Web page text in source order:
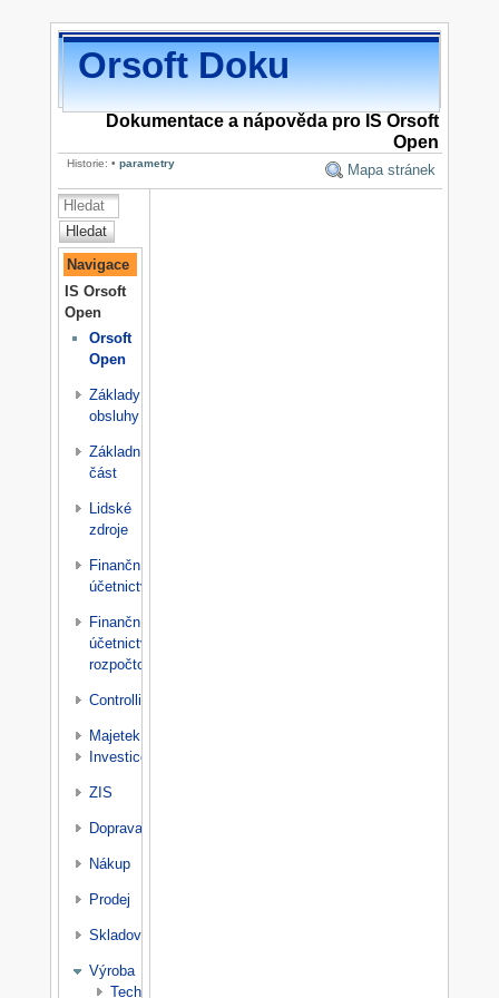
Orsoft Doku
Dokumentace a nápověda pro IS Orsoft
Open
Historie: • parametry Mapa stránek
Hledat
Navigace
IS Orsoft
Open
Orsoft
Open
Základy
obsluhy
Základní
část
Lidské
zdroje
Finanční
účetnictví
Finanční
účetnictví
rozpočtové
Controlling
Majetek
Investice
ZIS
Doprava
Nákup
Prodej
Skladování
Výroba
Technologická